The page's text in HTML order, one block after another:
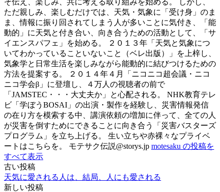
ただ親しみ、楽しむだけでは、天気・気象に「受け身」のま
ま、情報に振り回されてしまう人が多いことに気付き、「能
動的」に天気と付き合い、向き合うための活動として、「サ
イエンスパフェ」を始める。 ２０１３年「天気と気象につ
いてわかっていることいないこと（ベレ出版）」を上梓し、
気象学と日常生活を楽しみながら能動的に結びつけるための
方法を提案する。 ２０１４年４月「ニコニコ超会議・ニコ
ニコ学会β」に登壇し、４万人の視聴者の前で
「JAMSTEC・・・大丈夫か」と心配される。 NHK教育テレ
ビ「学ぼうBOSAI」の出演・製作を経験し、災害情報発信
の在り方を模索する中、講演依頼の増加に伴って、全ての人
が災害を倒すためにできることに向き合う「災害バスターズ
プログラム」を立ち上げる。 生い立ちや赤裸々なプライベ
ートはこちらを。 モテサク伝説@storys.jp motesaku の投稿を
すべて表示
投
稿
古い投稿
天気に愛される人は、結局、人にも愛される
新しい投稿